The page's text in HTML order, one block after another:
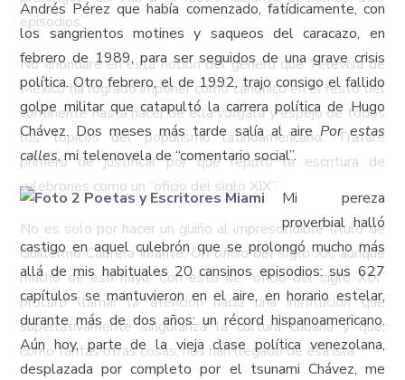
episodios.
No ahondaré en esta noción del género que Televisa de
México ha logrado imponer como canónico en el resto del
continente hasta hacer de ellavulgatay espejo de todos
los tópicos del populismo latinoamericano. Trataré
primero de justificar por qué reputo la escritura de
culebrones como un “oficio del siglo XIX”.
No es solo por hacer un guiño al imprescindible título de
Guillermo Cabrera Infante,Un oficio del siglo XX, aunque
mucho de eso haya. Con esto de “oficio del siglo XIX”
procuro llamar la atención hacia una institución que
superlativamente singulariza la cultura cubana y que,
como tantas otras cosas, nos han llegado de esa isla.
Andrés Pérez que había comenzado, fatídicamente, con
los sangrientos motines y saqueos del caracazo, en
febrero de 1989, para ser seguidos de una grave crisis
política. Otro febrero, el de 1992, trajo consigo el fallido
golpe militar que catapultó la carrera política de Hugo
Chávez. Dos meses más tarde salía al airePor estas
calles, mi telenovela de “comentario social”.
Mi pereza
proverbial halló
castigo en aquel culebrón que se prolongó mucho más
allá de mis habituales 20 cansinos episodios: sus 627
capítulos se mantuvieron en el aire, en horario estelar,
durante más de dos años: un récord hispanoamericano.
Aún hoy, parte de la vieja clase política venezolana,
desplazada por completo por el tsunami Chávez, me